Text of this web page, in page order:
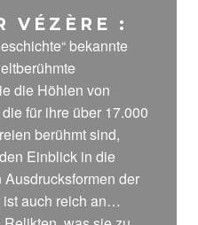
VÉZÈRE :
bekannte
die Höhlen von
für ihre über 17.000
berühmt sind,
Einblick in die
der
auch reich an